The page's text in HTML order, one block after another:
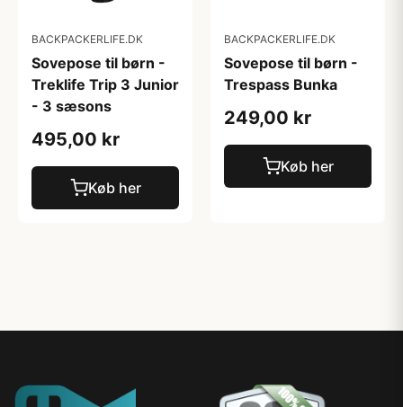
BACKPACKERLIFE.DK
Sovepose til børn -
Treklife Trip 3 Junior
- 3 sæsons
495,00 kr
Køb her
BACKPACKERLIFE.DK
Sovepose til børn -
Trespass Bunka
249,00 kr
Køb her